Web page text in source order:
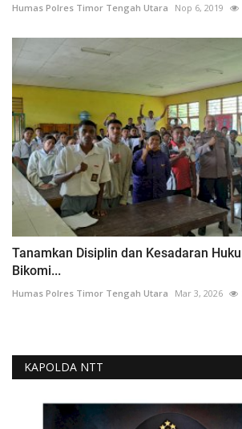
Humas Polres Timor Tengah Utara Nop 6, 2019
Tanamkan Disiplin dan Kesadaran
Bikomi...
Humas Polres Timor Tengah Utara Mar 3, 2026
KAPOLDA NTT